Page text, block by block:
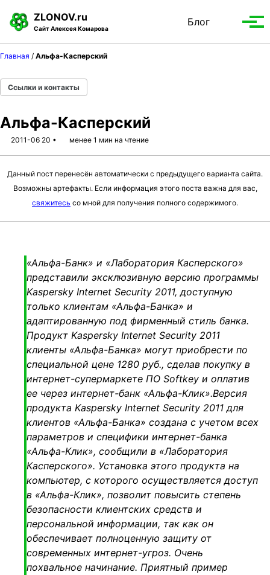
p
o
p
i
a
v
p
o
c
n
e
p
o
f
o
e
ZLONOV.ru
Сайт Алексея Комарова
Блог
Toggle
Главная / Альфа-Касперский
Ссылки и контакты
Альфа-Касперский
2011-06 20 менее 1 мин на чтение
Данный пост перенесён автоматически с предыдущего варианта сайта.
Возможны артефакты. Если информация этого поста важна для вас,
свяжитесь со мной для получения полного содержимого.
«Альфа-Банк» и «Лаборатория Касперского»
представили эксклюзивную версию программы
Kaspersky Internet Security 2011, доступную
только клиентам «Альфа-Банка» и
адаптированную под фирменный стиль банка.
Продукт Kaspersky Internet Security 2011
клиенты «Альфа-Банка» могут приобрести по
специальной цене 1280 руб., сделав покупку в
интернет-супермаркете ПО Softkey и оплатив
ее через интернет-банк «Альфа-Клик».Версия
продукта Kaspersky Internet Security 2011 для
клиентов «Альфа-Банка» создана с учетом всех
параметров и специфики интернет-банка
«Альфа-Клик», сообщили в «Лаборатория
Касперского». Установка этого продукта на
компьютер, с которого осуществляется доступ
в «Альфа-Клик», позволит повысить степень
безопасности клиентских средств и
персональной информации, так как он
обеспечивает полноценную защиту от
современных интернет-угроз. Очень
похвальное начинание. Приятный пример